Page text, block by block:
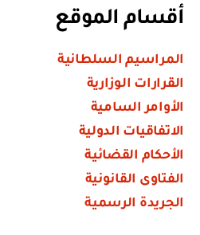
أقسام الموقع
المراسيم السلطانية
القرارات الوزارية
الأوامر السامية
الاتفاقيات الدولية
الأحكام القضائية
الفتاوى القانونية
الجريدة الرسمية